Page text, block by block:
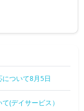
ついて8月5日
(デイサービス）